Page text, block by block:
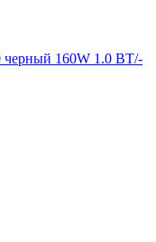
черный 160W 1.0 BT/­